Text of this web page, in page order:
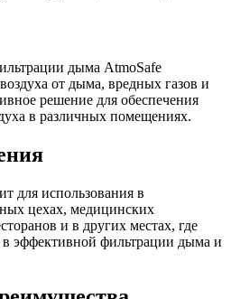
дыма AtmoSafe
от дыма, вредных газов и
решение для обеспечения
в различных помещениях.
для использования в
цехах, медицинских
и в других местах, где
в эффективной фильтрации дыма и